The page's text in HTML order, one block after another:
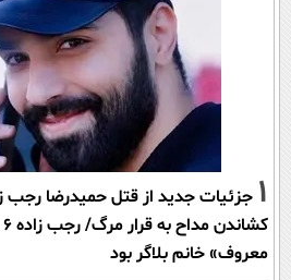
1 جزئیات جدید از قتل حمیدرضا رجب
معروف» خانم بلاگر بود